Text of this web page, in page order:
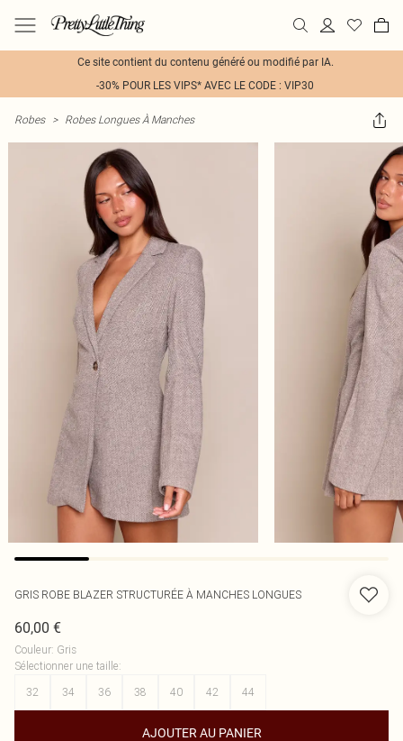
Ce site contient du contenu généré ou modifié par IA.
-30% POUR LES VIPS* AVEC LE CODE : VIP30
Robes > Robes Longues À Manches
GRIS ROBE BLAZER STRUCTURÉE À MANCHES LONGUES
60,00 €
Couleur: Gris
Sélectionner une taille:
32
34 36 38 40 42 44
AJOUTER AU PANIER